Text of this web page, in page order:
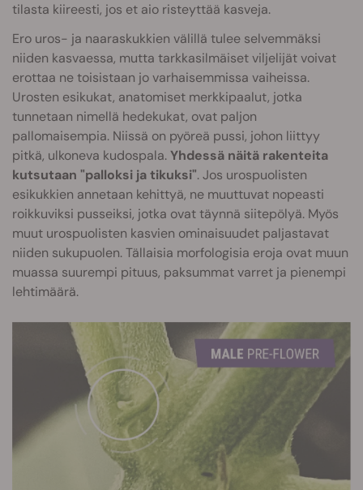
tilasta kiireesti, jos et aio risteyttää kasveja.
Ero uros- ja naaraskukkien välillä tulee selvemmäksi
niiden kasvaessa, mutta tarkkasilmäiset viljelijät voivat
erottaa ne toisistaan jo varhaisemmissa vaiheissa.
Urosten esikukat, anatomiset merkkipaalut, jotka
tunnetaan nimellä hedekukat, ovat paljon
pallomaisempia. Niissä on pyöreä pussi, johon liittyy
pitkä, ulkoneva kudospala.Yhdessä näitä rakenteita
kutsutaan "palloksi ja tikuksi". Jos urospuolisten
esikukkien annetaan kehittyä, ne muuttuvat nopeasti
roikkuviksi pusseiksi, jotka ovat täynnä siitepölyä. Myös
muut urospuolisten kasvien ominaisuudet paljastavat
niiden sukupuolen. Tällaisia morfologisia eroja ovat muun
muassa suurempi pituus, paksummat varret ja pienempi
lehtimäärä.